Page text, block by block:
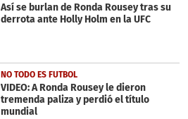
Así se burlan de Ronda Rousey tras su
derrota ante Holly Holm en la UFC
NO TODO ES FUTBOL
VIDEO: A Ronda Rousey le dieron
tremenda paliza y perdió el título
mundial